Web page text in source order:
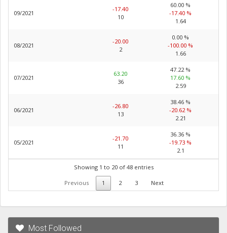
09/2021
-17.40
10
60.00 %
-17.40 %
1.64
08/2021
-20.00
2
0.00 %
-100.00 %
1.66
07/2021
63.20
36
47.22 %
17.60 %
2.59
06/2021
-26.80
13
38.46 %
-20.62 %
2.21
05/2021
-21.70
11
36.36 %
-19.73 %
2.1
Showing 1 to 20 of 48 entries
Previous 1 2 3 Next
Most Followed